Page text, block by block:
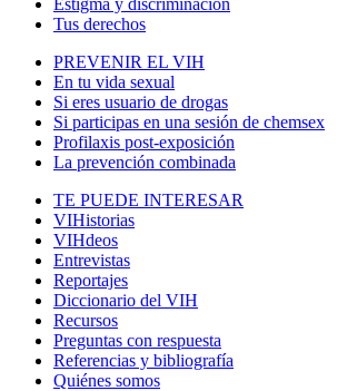
Tus derechos
PREVENIR EL VIH
En tu vida sexual
Si eres usuario de drogas
Si participas en una sesión de chemsex
Profilaxis post-exposición
La prevención combinada
TE PUEDE INTERESAR
VIHistorias
VIHdeos
Entrevistas
Reportajes
Diccionario del VIH
Recursos
Preguntas con respuesta
Referencias y bibliografía
Quiénes somos